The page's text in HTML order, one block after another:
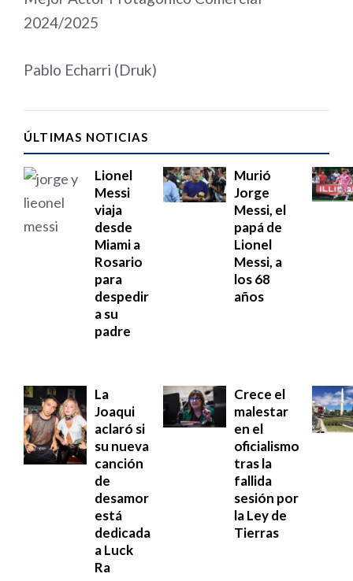
2024/2025
Pablo Echarri (Druk)
ÚLTIMAS NOTICIAS
Lionel
Messi
viaja
desde
Miami a
Rosario
para
despedir
a su
padre
Murió
Jorge
Messi, el
papá de
Lionel
Messi, a
los 68
años
La
Joaqui
aclaró si
su nueva
canción
de
desamor
está
dedicada
a Luck
Ra
Crece el
malestar
en el
oficialismo
tras la
fallida
sesión por
la Ley de
Tierras